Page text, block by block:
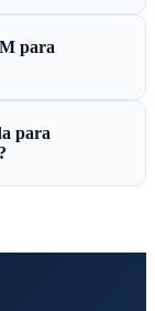
para
para